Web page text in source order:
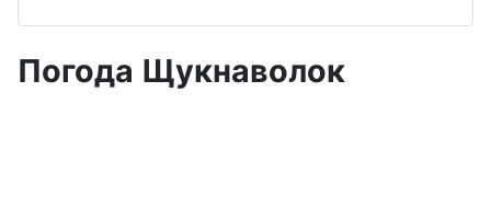
Погода Щукнаволок